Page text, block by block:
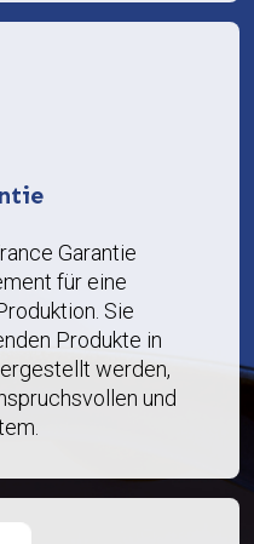
Garantie
für eine
Sie
Produkte in
werden,
und